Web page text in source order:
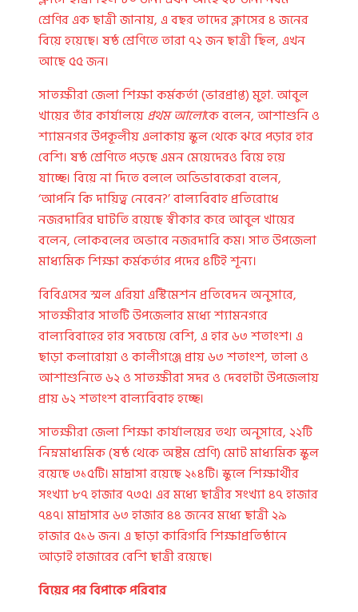
শ্রেণির এক ছাত্রী জানায়, এ বছর তাদের ক্লাসের ৪ জনের
বিয়ে হয়েছে। ষষ্ঠ শ্রেণিতে তারা ৭২ জন ছাত্রী ছিল, এখন
আছে ৫৫ জন।
সাতক্ষীরা জেলা শিক্ষা কর্মকর্তা (ভারপ্রাপ্ত) মুহা. আবুল
খায়ের তাঁর কার্যালয়েপ্রথম আলোকে বলেন, আশাশুনি ও
শ্যামনগর উপকূলীয় এলাকায় স্কুল থেকে ঝরে পড়ার হার
বেশি। ষষ্ঠ শ্রেণিতে পড়ছে এমন মেয়েদেরও বিয়ে হয়ে
যাচ্ছে। বিয়ে না দিতে বললে অভিভাবকেরা বলেন,
‘আপনি কি দায়িত্ব নেবেন?’বাল্যবিবাহ প্রতিরোধে
নজরদারির ঘাটতি রয়েছে স্বীকার করে আবুল খায়ের
বলেন, লোকবলের অভাবে নজরদারি কম। সাত উপজেলা
মাধ্যমিক শিক্ষা কর্মকর্তার পদের ৪টিই শূন্য।
বিবিএসের স্মল এরিয়া এস্টিমেশন প্রতিবেদন অনুসারে,
সাতক্ষীরার সাতটি উপজেলার মধ্যে শ্যামনগরে
বাল্যবিবাহের হার সবচেয়ে বেশি, এ হার ৬৩ শতাংশ। এ
ছাড়া কলারোয়া ও কালীগঞ্জে প্রায় ৬৩ শতাংশ, তালা ও
আশাশুনিতে ৬২ ও সাতক্ষীরা সদর ও দেবহাটা উপজেলায়
প্রায় ৬২ শতাংশ বাল্যবিবাহ হচ্ছে।
সাতক্ষীরা জেলা শিক্ষা কার্যালয়ের তথ্য অনুসারে, ২২টি
নিম্নমাধ্যমিক (ষষ্ঠ থেকে অষ্টম শ্রেণি) মোট মাধ্যমিক স্কুল
রয়েছে ৩১৫টি। মাদ্রাসা রয়েছে ২১৪টি। স্কুলে শিক্ষার্থীর
সংখ্যা ৮৭ হাজার ৭৩৫। এর মধ্যে ছাত্রীর সংখ্যা ৪৭ হাজার
৭৪৭। মাদ্রাসার ৬৩ হাজার ৪৪ জনের মধ্যে ছাত্রী ২৯
হাজার ৫১৬ জন। এ ছাড়া কারিগরি শিক্ষাপ্রতিষ্ঠানে
আড়াই হাজারের বেশি ছাত্রী রয়েছে।
বিয়ের পর বিপাকে পরিবার